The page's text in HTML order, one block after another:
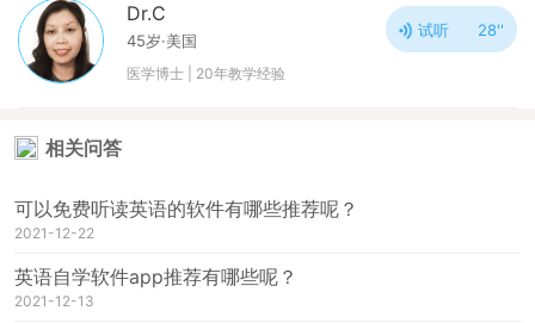
Dr.C
45岁·美国
医学博士 | 20年教学经验
试听 28''
相关问答
可以免费听读英语的软件有哪些推荐呢？
2021-12-22
英语自学软件app推荐有哪些呢？
2021-12-13